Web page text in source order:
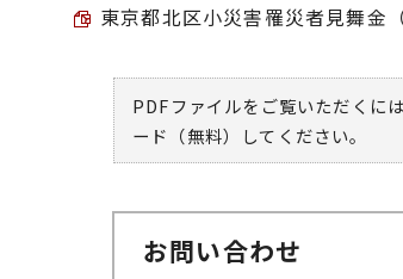
東京都北区小災害罹災者見舞金
PDFファイルをご覧いただくに
ード（無料）してください。
お問い合わせ